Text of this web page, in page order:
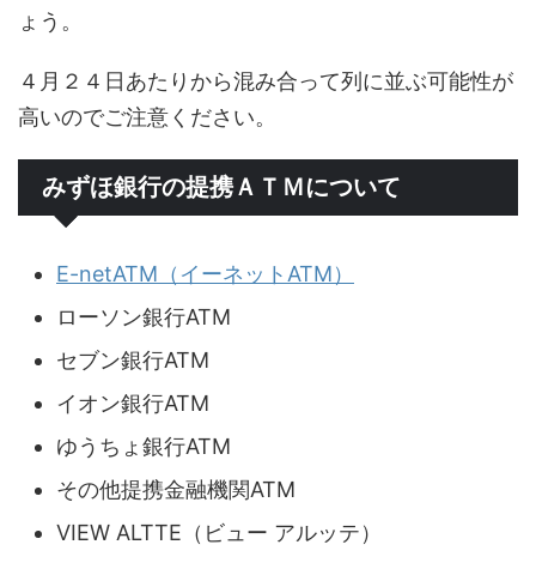
ょう。
４月２４日あたりから混み合って列に並ぶ可能性が
高いのでご注意ください。
みずほ銀行の提携ＡＴＭについて
E-netATM（イーネットATM）
ローソン銀行ATM
セブン銀行ATM
イオン銀行ATM
ゆうちょ銀行ATM
その他提携金融機関ATM
VIEW ALTTE（ビュー アルッテ）